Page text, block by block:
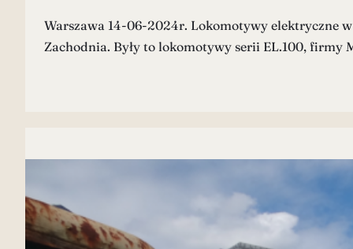
Warszawa 14-06-2024r. Lokomotywy elektryczne
Zachodnia. Były to lokomotywy serii EL.100, firmy